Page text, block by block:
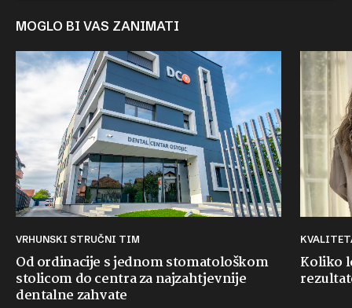
MOGLO BI VAS ZANIMATI
VRHUNSKI STRUČNI TIM
Od ordinacije s jednom stomatološkom
stolicom do centra za najzahtjevnije
dentalne zahvate
Koliko